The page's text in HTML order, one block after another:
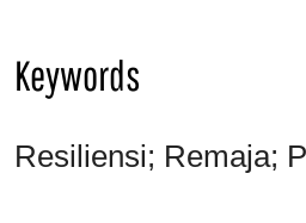
Keywords
Resiliensi; Remaja;